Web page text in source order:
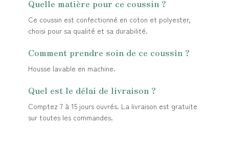
Quelle matière pour ce coussin ?
Ce coussin est confectionné en coton et polyester,
choisi pour sa qualité et sa durabilité.
Comment prendre soin de ce coussin ?
Housse lavable en machine.
Quel est le délai de livraison ?
Comptez 7 à 15 jours ouvrés. La livraison est gratuite
sur toutes les commandes.